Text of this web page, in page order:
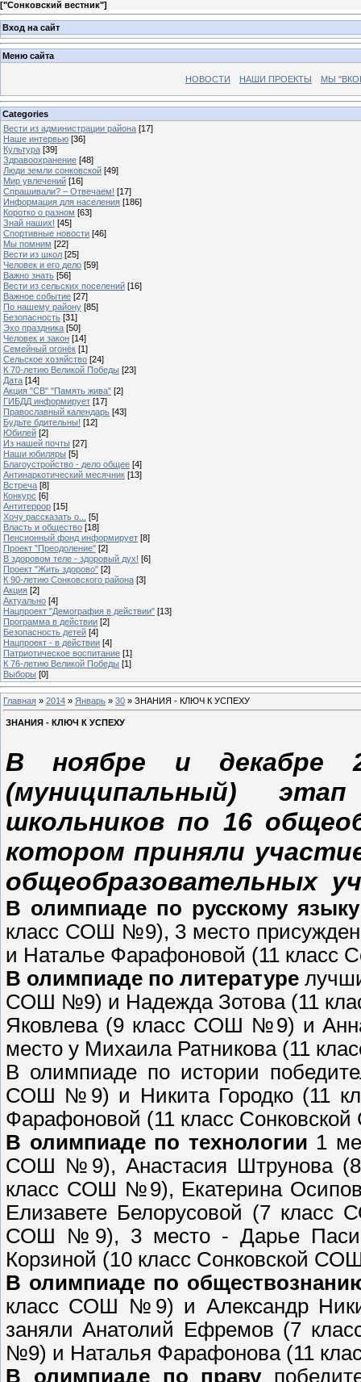
["Сонковский вестник"]
Вход на сайт
Меню сайта
НОВОСТИ НАШИ ПРОЕКТЫ МЫ
Categories
Вести из администрации района [17]
Наше интервью [36]
Культура [39]
Здравоохранение [48]
Люди земли сонковской [49]
Мир увлечений [16]
Спрашивали? – Отвечаем! [17]
Информация для населения [186]
Коротко о разном [63]
Знай наших! [45]
Спортивные новости [46]
Мы помним [22]
Вести из школ [25]
Человек и его дело [59]
Важно знать [56]
Вести из сельских поселений [16]
Важное событие [27]
По нашему району [85]
Безопасность [31]
Эхо праздника [50]
Человек и закон [14]
Семейный огонёк [1]
Сельское хозяйство [24]
К 70-летию Великой Победы [23]
Дата [14]
Акция "СВ" "Память жива" [2]
ГИБДД информирует [17]
Православный календарь [43]
Будьте бдительны! [12]
Юбилей [2]
Из нашей почты [27]
Наши юбиляры [5]
Благоустройство - дело общее [4]
Антинаркотический месячник [13]
Встреча [8]
Конкурс [6]
Антитеррор [15]
Хочу рассказать о...
[5]
Власть и общество [18]
Пенсионный фонд информирует [8]
Проект "Преодоление" [2]
В здоровом теле - здоровый дух! [6]
Проект "Жить здорово" [2]
К 90-летию Сонковского района [3]
Акция [2]
Актуально [4]
Нацпроект "Демография в действии" [13]
Программа в действии [2]
Безопасность детей [4]
Нацпроект - в действии [4]
Патриотическое воспитание [1]
К 76-летию Великой Победы [1]
Выборы [0]
Главная » 2014 » Январь » 30 » ЗНАНИЯ - КЛЮЧ К УСПЕХУ
ЗНАНИЯ - КЛЮЧ К УСПЕХУ
В ноябре и декабре
(муниципальный)
школьников по 16
котором приняли
общеобразовательных
В олимпиаде по русскому языку
класс СОШ №9), 3 место
и Наталье Фарафоновой (11 класс
В олимпиаде по литературе
СОШ №9) и Надежда Зотова (11
Яковлева (9 класс СОШ №9) и
место у Михаила Ратникова (11
В олимпиаде по истории
СОШ №9) и Никита Городко (11
Фарафоновой (11 класс
В олимпиаде по технологии 1
СОШ №9), Анастасия Штрунова
класс СОШ №9), Екатерина
Елизавете Белорусовой (7
СОШ №9), 3 место - Дарье
Корзиной (10 класс Сонковской
В олимпиаде по
класс СОШ №9) и Александр
заняли Анатолий Ефремов (7
№9) и Наталья Фарафонова (11
В олимпиаде по праву